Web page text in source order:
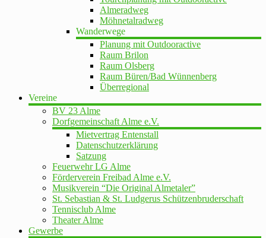
Almeradweg
Möhnetalradweg
Wanderwege
Planung mit Outdooractive
Raum Brilon
Raum Olsberg
Raum Büren/Bad Wünnenberg
Überregional
Vereine
BV 23 Alme
Dorfgemeinschaft Alme e.V.
Mietvertrag Entenstall
Datenschutzerklärung
Satzung
Feuerwehr LG Alme
Förderverein Freibad Alme e.V.
Musikverein “Die Original Almetaler”
St. Sebastian & St. Ludgerus Schützenbruderschaft
Tennisclub Alme
Theater Alme
Gewerbe